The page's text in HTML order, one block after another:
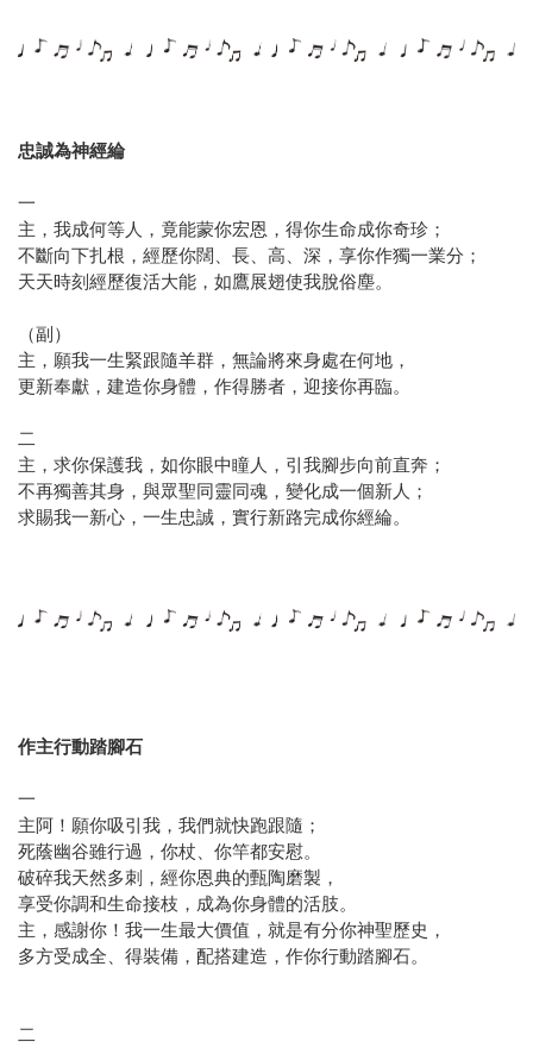
忠誠為神經綸
一
主，我成何等人，竟能蒙你宏恩，得你生命成你奇珍；
不斷向下扎根，經歷你闊、長、高、深，享你作獨一業分；
天天時刻經歷復活大能，如鷹展翅使我脫俗塵。
（副）
主，願我一生緊跟隨羊群，無論將來身處在何地，
更新奉獻，建造你身體，作得勝者，迎接你再臨。
二
主，求你保護我，如你眼中瞳人，引我腳步向前直奔；
不再獨善其身，與眾聖同靈同魂，變化成一個新人；
求賜我一新心，一生忠誠，實行新路完成你經綸。
作主行動踏腳石
一
主阿！願你吸引我，我們就快跑跟隨；
死蔭幽谷雖行過，你杖、你竿都安慰。
破碎我天然多刺，經你恩典的甄陶磨製，
享受你調和生命接枝，成為你身體的活肢。
主，感謝你！我一生最大價值，就是有分你神聖歷史，
多方受成全、得裝備，配搭建造，作你行動踏腳石。
二